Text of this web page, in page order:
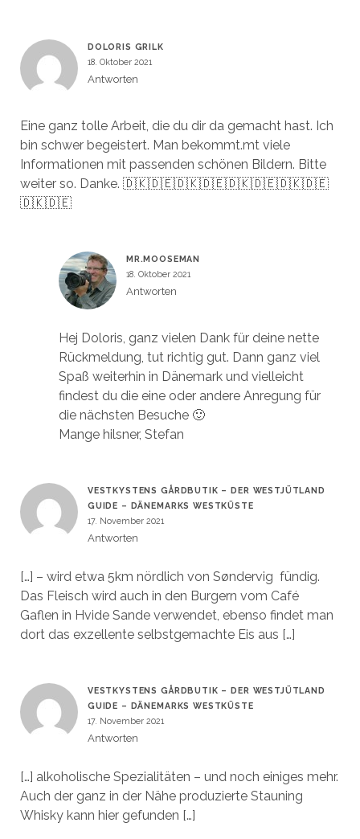
DOLORIS GRILK
18. Oktober 2021
Antworten
Eine ganz tolle Arbeit, die du dir da gemacht hast. Ich
bin schwer begeistert. Man bekommt.mt viele
Informationen mit passenden schönen Bildern. Bitte
weiter so. Danke. 🇩🇰🇩🇪🇩🇰🇩🇪🇩🇰🇩🇪🇩🇰🇩🇪
🇩🇰🇩🇪
MR.MOOSEMAN
18. Oktober 2021
Antworten
Hej Doloris, ganz vielen Dank für deine nette
Rückmeldung, tut richtig gut. Dann ganz viel
Spaß weiterhin in Dänemark und vielleicht
findest du die eine oder andere Anregung für
die nächsten Besuche 🙂
Mange hilsner, Stefan
VESTKYSTENS GÅRDBUTIK – DER WESTJÜTLAND
GUIDE – DÄNEMARKS WESTKÜSTE
17. November 2021
Antworten
[…] – wird etwa 5km nördlich von Søndervig fündig.
Das Fleisch wird auch in den Burgern vom Café
Gaflen in Hvide Sande verwendet, ebenso findet man
dort das exzellente selbstgemachte Eis aus […]
VESTKYSTENS GÅRDBUTIK – DER WESTJÜTLAND
GUIDE – DÄNEMARKS WESTKÜSTE
17. November 2021
Antworten
[…] alkoholische Spezialitäten – und noch einiges mehr.
Auch der ganz in der Nähe produzierte Stauning
Whisky kann hier gefunden […]